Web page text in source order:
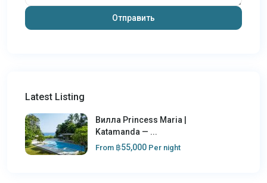
Latest Listing
Вилла Princess Maria |
Katamanda — ...
From ฿55,000 Per night